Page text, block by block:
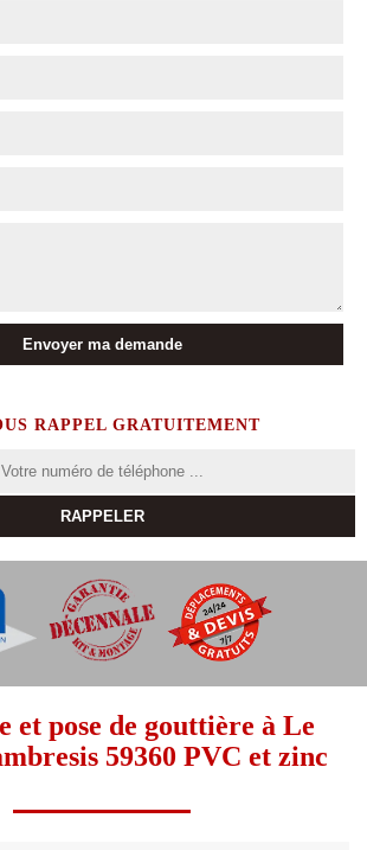
RAPPEL GRATUITEMENT
et pose de gouttière à Le
59360 PVC et zinc